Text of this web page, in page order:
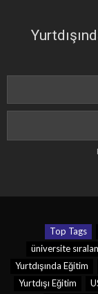
Top Tags
üniversite
Yurtdışında Eğitim
Yurtdışı Eğitim